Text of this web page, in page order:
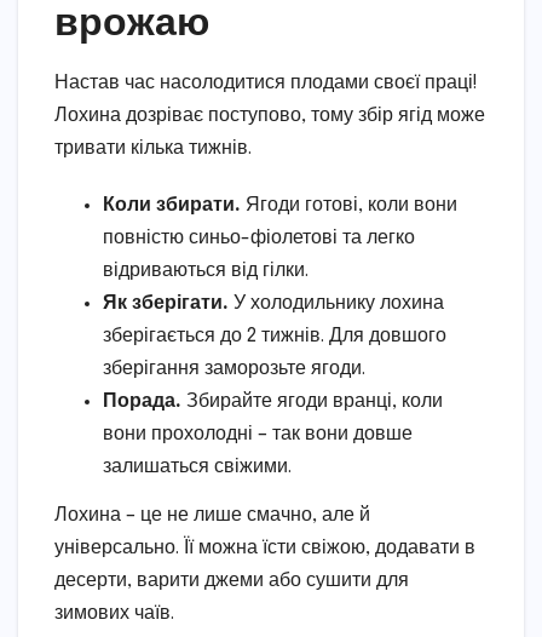
врожаю
Настав час насолодитися плодами своєї праці!
Лохина дозріває поступово, тому збір ягід може
тривати кілька тижнів.
Коли збирати. Ягоди готові, коли вони
повністю синьо-фіолетові та легко
відриваються від гілки.
Як зберігати. У холодильнику лохина
зберігається до 2 тижнів. Для довшого
зберігання заморозьте ягоди.
Порада. Збирайте ягоди вранці, коли
вони прохолодні – так вони довше
залишаться свіжими.
Лохина – це не лише смачно, але й
універсально. Її можна їсти свіжою, додавати в
десерти, варити джеми або сушити для
зимових чаїв.